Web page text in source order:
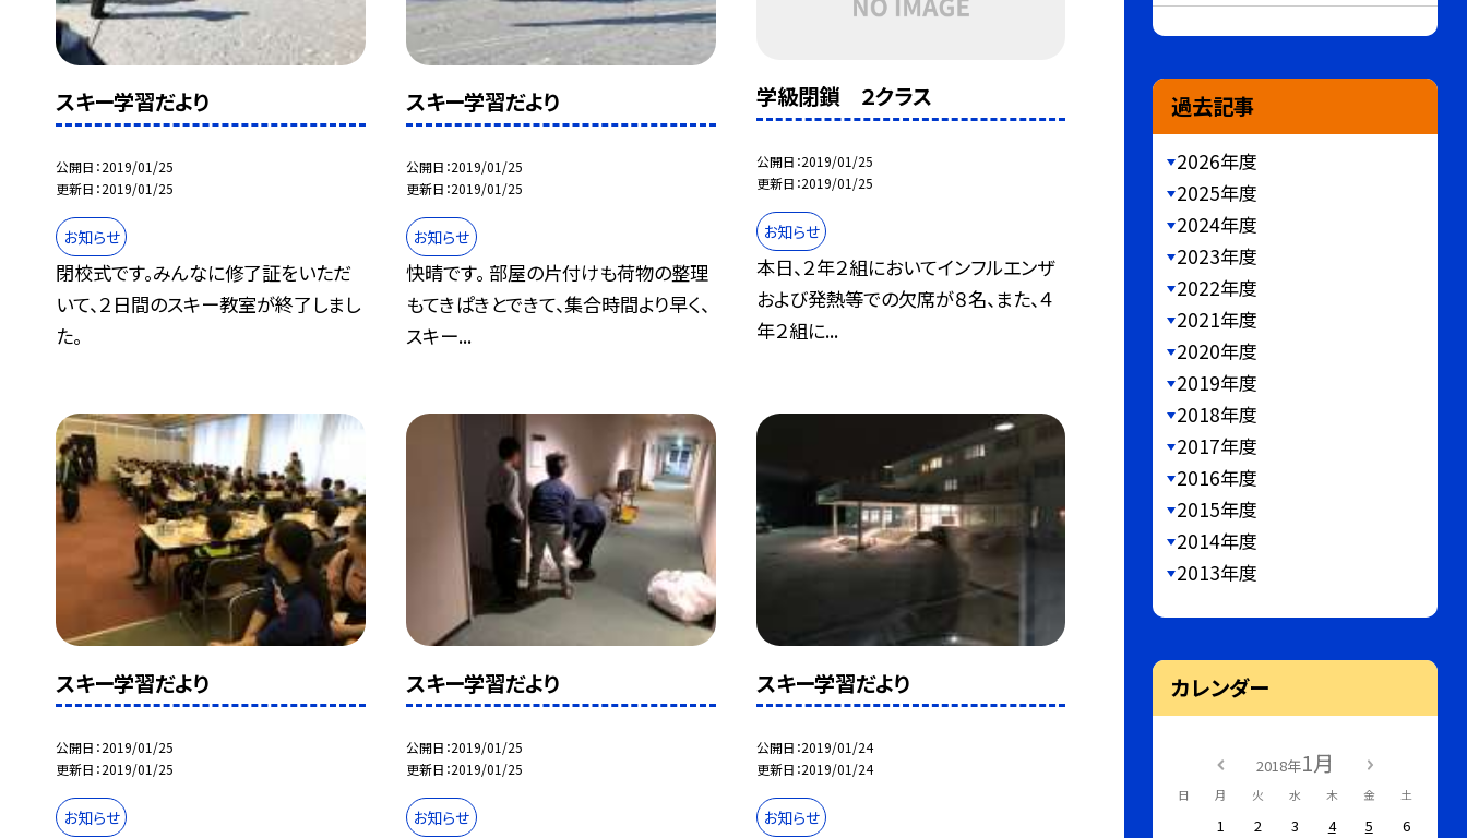
スキー学習だより
公開日 2019/01/25
更新日 2019/01/25
お知らせ
閉校式です。みんなに修了証をいただ
いて、２日間のスキー教室が終了しまし
た。
スキー学習だより
公開日 2019/01/25
更新日 2019/01/25
お知らせ
快晴です。 部屋の片付けも荷物の整理
もてきぱきとできて、集合時間より早く、
スキー...
学級閉鎖 ２クラス
公開日 2019/01/25
更新日 2019/01/25
お知らせ
本日、２年２組においてインフルエンザ
および発熱等での欠席が８名、また、４
年２組に...
スキー学習だより
公開日 2019/01/25
更新日 2019/01/25
お知らせ
スキー学習だより
公開日 2019/01/25
更新日 2019/01/25
お知らせ
スキー学習だより
公開日 2019/01/24
更新日 2019/01/24
お知らせ
過去記事
2026年度
2025年度
2024年度
2023年度
2022年度
2021年度
2020年度
2019年度
2018年度
2017年度
2016年度
2015年度
2014年度
2013年度
カレンダー
2018年1月
日 月 火 水 木 金 土
1 2 3 4 5
6